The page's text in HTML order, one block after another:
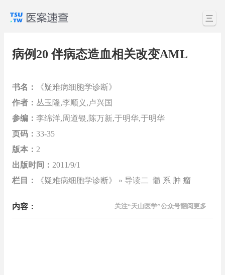
三
病例20 伴病态造血相关改变AML
书名：
《疑难病细胞学诊断》
作者： 丛玉隆,李顺义,卢兴国
参编： 李绵洋,周道银,陈万新,于明华,于明华
页码： 33-35
版本： 2
出版时间： 2011/9/1
栏目：
《疑难病细胞学诊断》 » 导读二 髓 系 肿 瘤
内容： 关注“天山医学”公众号翻阅更多